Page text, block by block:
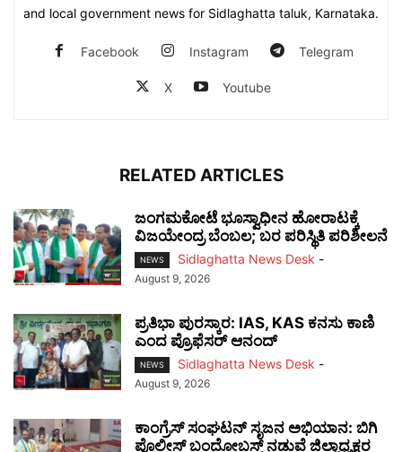
and local government news for Sidlaghatta taluk, Karnataka.
Facebook Instagram Telegram
X Youtube
RELATED ARTICLES
ಜಂಗಮಕೋಟೆ ಭೂಸ್ವಾಧೀನ ಹೋರಾಟಕ್ಕೆ
ವಿಜಯೇಂದ್ರ ಬೆಂಬಲ; ಬರ ಪರಿಸ್ಥಿತಿ ಪರಿಶೀಲನೆ
NEWS Sidlaghatta News Desk -
August 9, 2026
ಪ್ರತಿಭಾ ಪುರಸ್ಕಾರ: IAS, KAS ಕನಸು ಕಾಣಿ
ಎಂದ ಪ್ರೊಫೆಸರ್ ಆನಂದ್
NEWS Sidlaghatta News Desk -
August 9, 2026
ಕಾಂಗ್ರೆಸ್ ಸಂಘಟನ್ ಸೃಜನ ಅಭಿಯಾನ: ಬಿಗಿ
ಪೊಲೀಸ್ ಬಂದೋಬಸ್ತ್ ನಡುವೆ ಜಿಲ್ಲಾಧ್ಯಕ್ಷರ